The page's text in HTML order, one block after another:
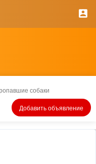
собаки
Добавить объявление